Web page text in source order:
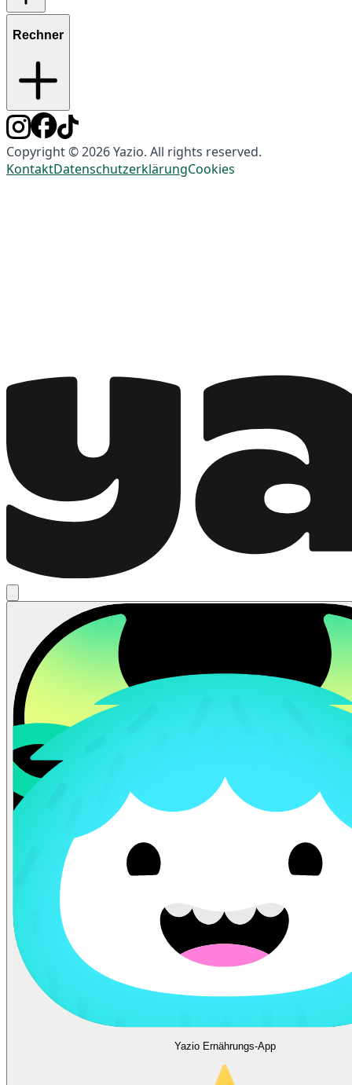
Rechner
Copyright © 2026 Yazio. All rights reserved.
KontaktDatenschutzerklärungCookies
Yazio Ernährungs-App